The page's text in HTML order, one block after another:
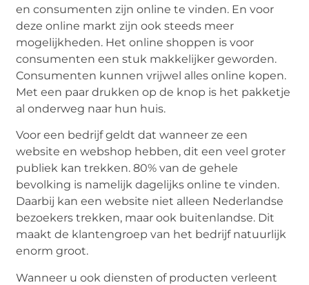
en consumenten zijn online te vinden. En voor
deze online markt zijn ook steeds meer
mogelijkheden. Het online shoppen is voor
consumenten een stuk makkelijker geworden.
Consumenten kunnen vrijwel alles online kopen.
Met een paar drukken op de knop is het pakketje
al onderweg naar hun huis.
Voor een bedrijf geldt dat wanneer ze een
website en webshop hebben, dit een veel groter
publiek kan trekken. 80% van de gehele
bevolking is namelijk dagelijks online te vinden.
Daarbij kan een website niet alleen Nederlandse
bezoekers trekken, maar ook buitenlandse. Dit
maakt de klantengroep van het bedrijf natuurlijk
enorm groot.
Wanneer u ook diensten of producten verleent